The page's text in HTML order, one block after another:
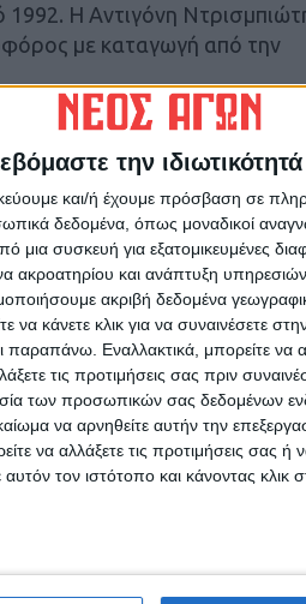
την
και/ή έχουμε πρόσβαση σε
δεδομένα, όπως μοναδικοί
συσκευή για εξατομικευμένες
ακροατηρίου και ανάπτυξη
ακριβή δεδομένα
κάνετε κλικ για να συναινέσετε
παραπάνω. Εναλλακτικά, μπορείτε
τις προτιμήσεις σας πριν
των προσωπικών σας δεδομένων
να αρνηθείτε αυτήν την
να αλλάξετε τις προτιμήσεις σας
τον ιστότοπο και κάνοντας
Η Αντιγόνη
με καταγωγή από την
τη συνεδρίαση, ήρθε σε
Τεντόγλου όσο και η
για να μην αλλάξουν το
στο Google News!
και ευρύτερα της Θεσσαλίας